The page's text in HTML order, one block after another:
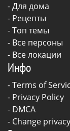
-Для дома
- Рецепты
- Топ темы
- Все персоны
- Все локации
Инфо
-Terms of
- Privacy Policy
- DMCA
- Change